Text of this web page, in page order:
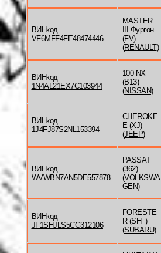
ВИНкод
VF6MFF4FE48474446
MASTER
III Фургон
(FV)
(RENAULT)
ВИНкод
1N4AL21EX7C103944
100 NX
(B13)
(NISSAN)
ВИНкод
1J4FJ87S2NL153394
CHEROKE
E (XJ)
(JEEP)
ВИНкод
WVWBN7AN5DE557878
PASSAT
(362)
(VOLKSWA
GEN)
ВИНкод
JF1SHJLS5CG312106
FORESTE
R (SH_)
(SUBARU)